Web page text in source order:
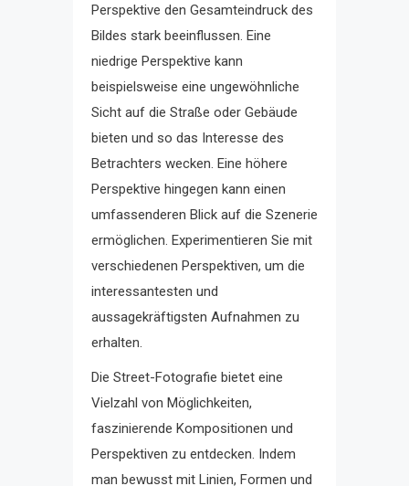
Perspektive den Gesamteindruck des
Bildes stark beeinflussen. Eine
niedrige Perspektive kann
beispielsweise eine ungewöhnliche
Sicht auf die Straße oder Gebäude
bieten und so das Interesse des
Betrachters wecken. Eine höhere
Perspektive hingegen kann einen
umfassenderen Blick auf die Szenerie
ermöglichen. Experimentieren Sie mit
verschiedenen Perspektiven, um die
interessantesten und
aussagekräftigsten Aufnahmen zu
erhalten.
Die Street-Fotografie bietet eine
Vielzahl von Möglichkeiten,
faszinierende Kompositionen und
Perspektiven zu entdecken. Indem
man bewusst mit Linien, Formen und